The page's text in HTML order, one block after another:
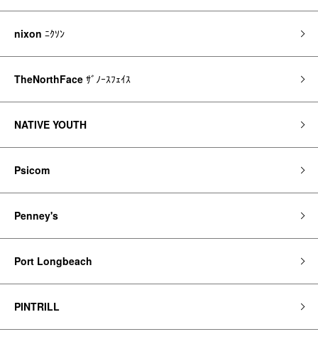
nixon ﾆｸｿﾝ
TheNorthFace ｻﾞﾉｰｽﾌｪｲｽ
NATIVE YOUTH
Psicom
Penney's
Port Longbeach
PINTRILL